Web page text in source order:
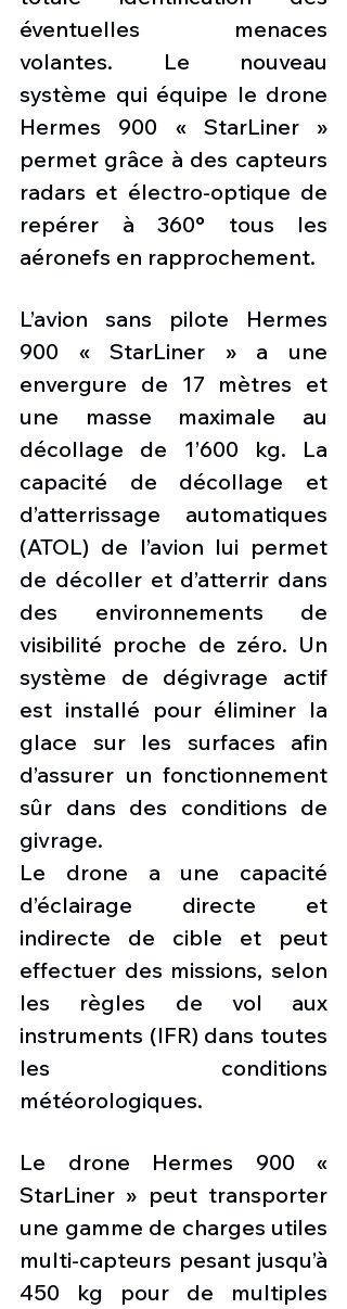
éventuelles menaces
volantes. Le nouveau
système qui équipe le drone
Hermes 900 « StarLiner »
permet grâce à des capteurs
radars et électro-optique de
repérer à 360° tous les
aéronefs en rapprochement.
L’avion sans pilote Hermes
900 « StarLiner » a une
envergure de 17 mètres et
une masse maximale au
décollage de 1’600 kg. La
capacité de décollage et
d’atterrissage automatiques
(ATOL) de l’avion lui permet
de décoller et d’atterrir dans
des environnements de
visibilité proche de zéro. Un
système de dégivrage actif
est installé pour éliminer la
glace sur les surfaces afin
d’assurer un fonctionnement
sûr dans des conditions de
givrage.
Le drone a une capacité
d’éclairage directe et
indirecte de cible et peut
effectuer des missions, selon
les règles de vol aux
instruments (IFR) dans toutes
les conditions
météorologiques.
Le drone Hermes 900 «
StarLiner » peut transporter
une gamme de charges utiles
multi-capteurs pesant jusqu’à
450 kg pour de multiples